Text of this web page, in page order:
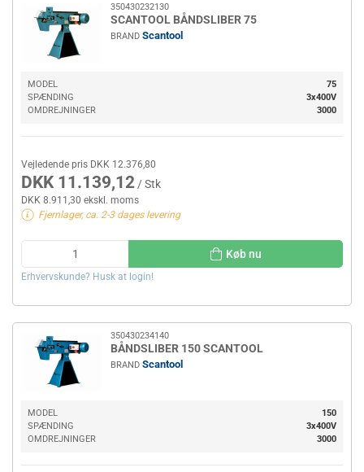
350430232130
SCANTOOL BÅNDSLIBER 75
BRAND Scantool
MODEL
75
SPÆNDING
3x400V
OMDREJNINGER
3000
Vejledende pris DKK 12.376,80
DKK 11.139,12 / Stk
DKK 8.911,30 ekskl. moms
Fjernlager, ca. 2-3 dages levering
Køb nu
Erhvervskunde? Husk at login!
350430234140
BÅNDSLIBER 150 SCANTOOL
BRAND Scantool
MODEL
150
SPÆNDING
3x400V
OMDREJNINGER
3000